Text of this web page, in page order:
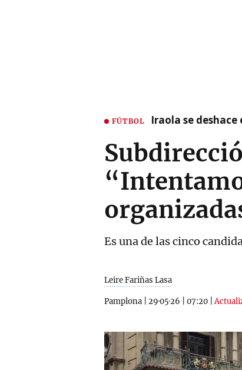
FÚTBOL Iraola se
Es una de las cinco
Leire Fariñas Lasa
Pamplona 29·05·26 07:20 |